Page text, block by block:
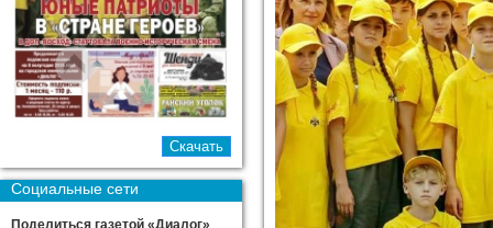
Социальные сети
Поделиться газетой «Диалог»